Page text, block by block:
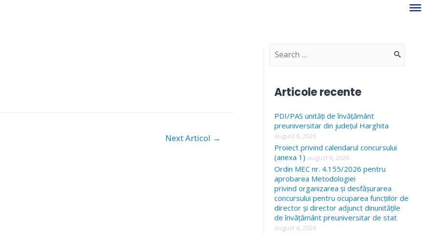
Next Articol →
S
c
h
f
o
r
:
Articole recente
PDI/PAS unități de învățământ
preuniversitar din județul Harghita
august 6, 2026
Proiect privind calendarul concursului
(anexa 1) august 6, 2026
Ordin MEC nr. 4.155/2026 pentru
aprobarea Metodologiei
privind organizarea și desfășurarea
concursului pentru ocuparea funcțiilor de
director și director adjunct dinunitățile
de învățământ preuniversitar de stat
august 6, 2026